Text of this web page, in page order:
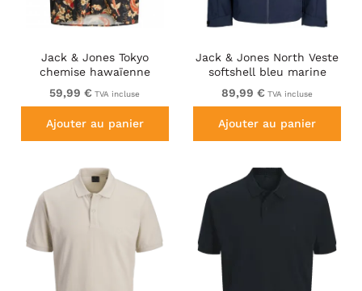
Jack & Jones Tokyo
chemise hawaïenne
imprimée marron foncé
59,99 € TVA incluse
Ajouter au panier
Jack & Jones North Veste
softshell bleu marine
89,99 € TVA incluse
Ajouter au panier